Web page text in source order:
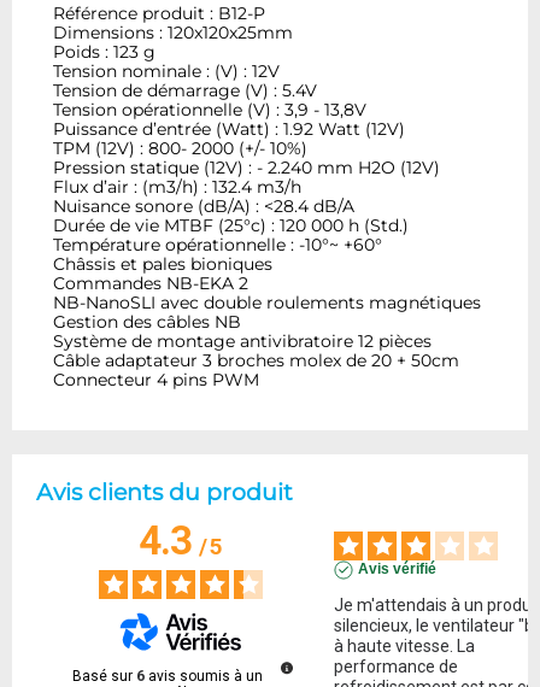
Référence produit : B12-P
Dimensions : 120x120x25mm
Poids : 123 g
Tension nominale : (V) : 12V
Tension de démarrage (V) : 5.4V
Tension opérationnelle (V) : 3,9 - 13,8V
Puissance d’entrée (Watt) : 1.92 Watt (12V)
TPM (12V) : 800- 2000 (+/- 10%)
Pression statique (12V) : - 2.240 mm H2O (12V)
Flux d’air : (m3/h) : 132.4 m3/h
Nuisance sonore (dB/A) : <28.4 dB/A
Durée de vie MTBF (25°c) : 120 000 h (Std.)
Température opérationnelle : -10°~ +60°
Châssis et pales bioniques
Commandes NB-EKA 2
NB-NanoSLI avec double roulements magnétiques
Gestion des câbles NB
Système de montage antivibratoire 12 pièces
Câble adaptateur 3 broches molex de 20 + 50cm
Connecteur 4 pins PWM
Avis clients du produit
4.3/5
Basé sur 6 avis soumis à un
Avis vérifié
Je m'attendais à un
silencieux, le ventilateur
à haute vitesse. La
performance de